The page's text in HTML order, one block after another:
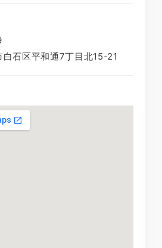
白石区平和通7丁目北15-21